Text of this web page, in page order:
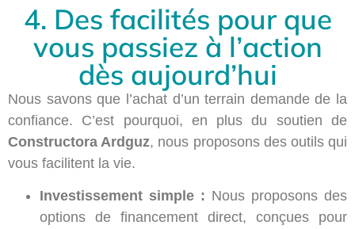
4. Des facilités pour que
vous passiez à l’action
dès aujourd’hui
Nous savons que l’achat d’un terrain demande de la
confiance. C’est pourquoi, en plus du soutien de
Constructora Ardguz, nous proposons des outils qui
vous facilitent la vie.
Investissement simple : Nous proposons des
options de financement direct, conçues pour